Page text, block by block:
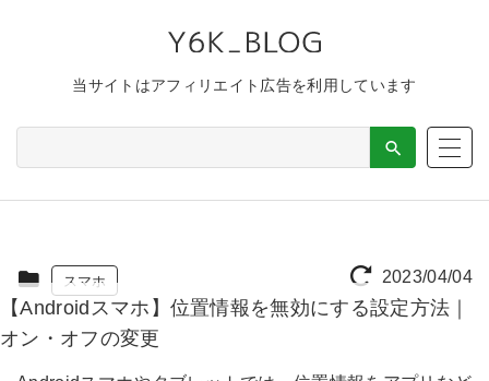
当サイトはアフィリエイト広告を利用しています
2023/04/04
スマホ
【Androidスマホ】位置情報を無効にする設定方法｜
オン・オフの変更